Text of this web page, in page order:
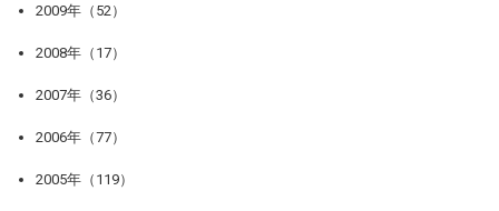
2009年（52）
2008年（17）
2007年（36）
2006年（77）
2005年（119）